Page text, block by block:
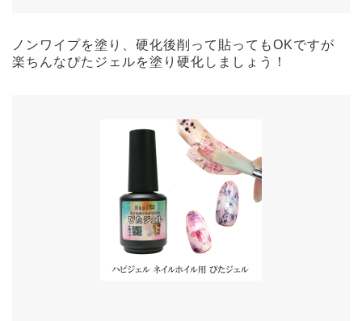
ノンワイプを塗り、硬化後削って貼ってもOKですが
楽ちんなぴたジェルを塗り硬化しましょう！